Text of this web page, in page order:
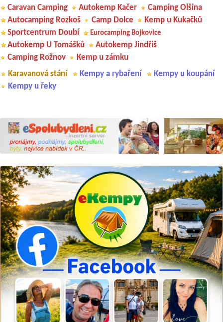
Caravan Camping
Autokemp Kačer
Camping Olšina
Autocamping Rozkoš
Camp Dolce
Kemp u Kukačků
Sportcentrum Doubí
Eurocamping Bojkovice
Autokemp U Tomášků
Autokemp Jindřiš
Camping Rožnov
Kemp u zámku
Karavanová stání
Kempy a rybaření
Kempy u koupání
Kempy u řeky